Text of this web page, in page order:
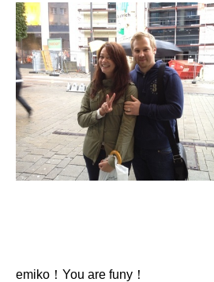
emiko！You are funy！